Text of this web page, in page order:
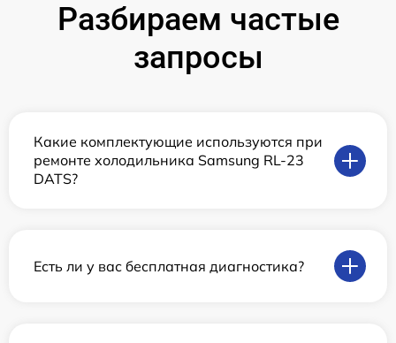
Разбираем частые
запросы
Какие комплектующие используются при
ремонте холодильника Samsung RL-23
DATS?
Есть ли у вас бесплатная диагностика?